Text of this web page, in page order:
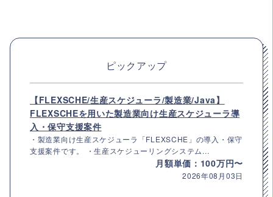
ピックアップ
【FLEXSCHE/生産スケジューラ/製造業/Java】
FLEXSCHEを用いた製造業向け生産スケジューラ導
入・保守支援案件
・製造業向け生産スケジューラ「FLEXSCHE」の導入・保守
支援案件です。 ・生産スケジューリングシステム...
月額単価：100万円〜
2026年08月03日